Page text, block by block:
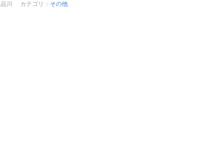
川 カテゴリ： その他